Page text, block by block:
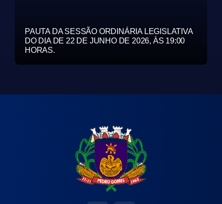
PAUTA DA SESSÃO ORDINÁRIA LEGISLATIVA
DO DIA DE 22 DE JUNHO DE 2026, ÀS 19:00
HORAS.